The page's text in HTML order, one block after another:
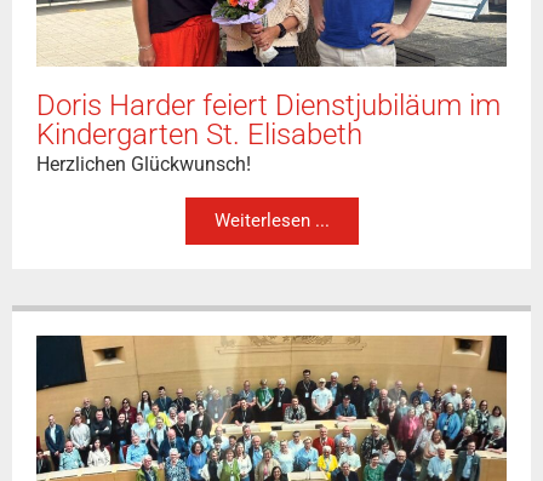
Doris Harder feiert Dienstjubiläum im
Kindergarten St. Elisabeth
Herzlichen Glückwunsch!
Weiterlesen ...